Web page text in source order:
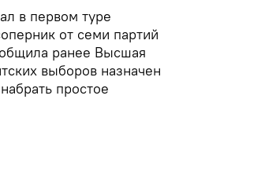
в первом туре
от семи партий
ранее Высшая
выборов назначен
простое